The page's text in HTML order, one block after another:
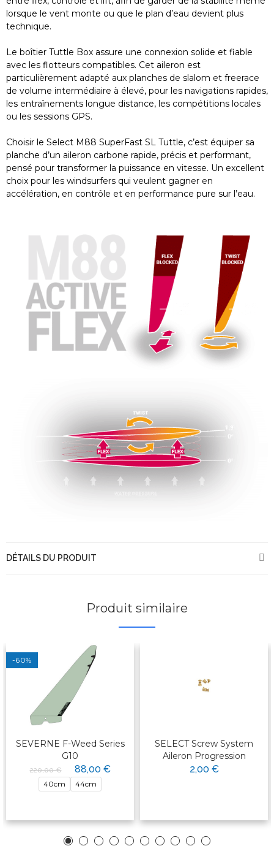
lorsque le vent monte ou que le plan d’eau devient plus
technique.
Le boîtier Tuttle Box assure une connexion solide et fiable
avec les flotteurs compatibles. Cet aileron est
particulièrement adapté aux planches de slalom et freerace
de volume intermédiaire à élevé, pour les navigations rapides,
les entraînements longue distance, les compétitions locales
ou les sessions GPS.
Choisir le Select M88 SuperFast SL Tuttle, c’est équiper sa
planche d’un aileron carbone rapide, précis et performant,
pensé pour transformer la puissance en vitesse. Un excellent
choix pour les windsurfers qui veulent gagner en
accélération, en contrôle et en performance pure sur l’eau.
DÉTAILS DU PRODUIT
Produit similaire
-60%
SEVERNE F-Weed Series
G10
220,00 € 88,00 €
40cm 44cm
SELECT Screw System
Aileron Progression
2,00 €